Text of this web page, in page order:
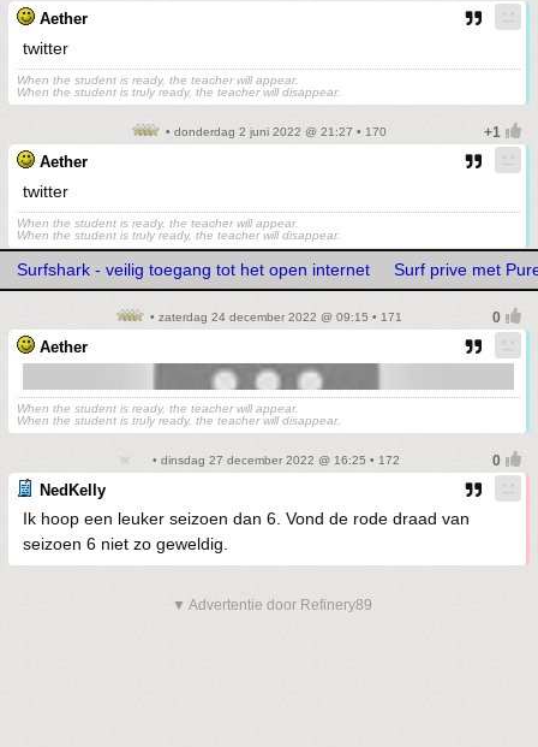
Aether
twitter
When the student is ready, the teacher will appear.
When the student is truly ready, the teacher will disappear.
• donderdag 2 juni 2022 @ 21:27 • 170
Aether
twitter
When the student is ready, the teacher will appear.
When the student is truly ready, the teacher will disappear.
Surfshark - veilig toegang tot het open internet Surf prive met
• zaterdag 24 december 2022 @ 09:15 • 171
Aether
When the student is ready, the teacher will appear.
When the student is truly ready, the teacher will disappear.
• dinsdag 27 december 2022 @ 16:25 • 172
NedKelly
Ik hoop een leuker seizoen dan 6. Vond de rode draad van
seizoen 6 niet zo geweldig.
▼ Advertentie door Refinery89